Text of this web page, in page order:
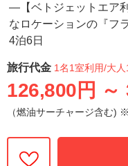
―【ベトジェットエア
なロケーションの『フ
4泊6日
旅行代金 1名1室利用/大人
126,800円 ～
（燃油サーチャージ含む)